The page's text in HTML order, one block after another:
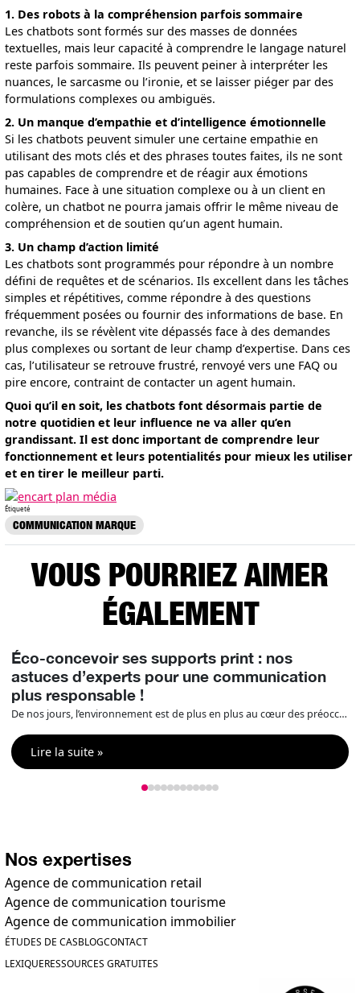
1. Des robots à la compréhension parfois sommaire
Les chatbots sont formés sur des masses de données
textuelles, mais leur capacité à comprendre le langage naturel
reste parfois sommaire. Ils peuvent peiner à interpréter les
nuances, le sarcasme ou l’ironie, et se laisser piéger par des
formulations complexes ou ambiguës.
2. Un manque d’empathie et d’intelligence émotionnelle
Si les chatbots peuvent simuler une certaine empathie en
utilisant des mots clés et des phrases toutes faites, ils ne sont
pas capables de comprendre et de réagir aux émotions
humaines. Face à une situation complexe ou à un client en
colère, un chatbot ne pourra jamais offrir le même niveau de
compréhension et de soutien qu’un agent humain.
3. Un champ d’action limité
Les chatbots sont programmés pour répondre à un nombre
défini de requêtes et de scénarios. Ils excellent dans les tâches
simples et répétitives, comme répondre à des questions
fréquemment posées ou fournir des informations de base. En
revanche, ils se révèlent vite dépassés face à des demandes
plus complexes ou sortant de leur champ d’expertise. Dans ces
cas, l’utilisateur se retrouve frustré, renvoyé vers une FAQ ou
pire encore, contraint de contacter un agent humain.
Quoi qu’il en soit, les chatbots font désormais partie de
notre quotidien et leur influence ne va aller qu’en
grandissant. Il est donc important de comprendre leur
fonctionnement et leurs potentialités pour mieux les utiliser
et en tirer le meilleur parti.
Étiqueté
COMMUNICATION MARQUE
VOUS POURRIEZ AIMER
ÉGALEMENT
Éco-concevoir ses supports print : nos
astuces d’experts pour une communication
plus responsable !
De nos jours, l’environnement est de plus en plus au cœur des préoccupations et des engagements RSE des entreprises ce qui fait de l’éco-conception un enjeu majeur. Il est donc essentiel d’intégrer cette dimension à vos projets en print / signalétique / événementiel. Compos’it vous aide et vous donne des outils pour être un expert […]
Lire la suite »
Nos expertises
Agence de communication retail
Agence de communication tourisme
Agence de communication immobilier
ÉTUDES DE CASBLOGCONTACT
LEXIQUERESSOURCES GRATUITES